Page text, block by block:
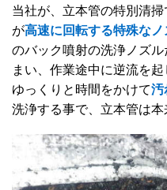
当社が、立本管の特別清
が高速に回転する特殊な
のバック噴射の洗浄ノズ
まい、作業途中に逆流を
ゆっくりと時間をかけて汚
洗浄する事で、立本管は本